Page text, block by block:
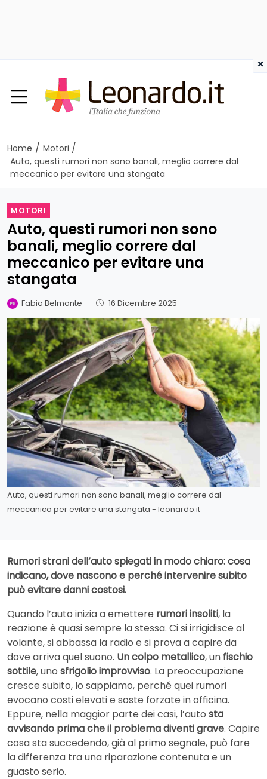
Home / Motori /
Auto, questi rumori non sono banali, meglio correre dal
meccanico per evitare una stangata
MOTORI
Auto, questi rumori non sono
banali, meglio correre dal
meccanico per evitare una
stangata
Fabio Belmonte - 16 Dicembre 2025
Auto, questi rumori non sono banali, meglio correre dal
meccanico per evitare una stangata - leonardo.it
Rumori strani dell’auto spiegati in modo chiaro: cosa
indicano, dove nascono e perché intervenire subito
può evitare danni costosi.
Quando l’auto inizia a emettere rumori insoliti, la
reazione è quasi sempre la stessa. Ci si irrigidisce al
volante, si abbassa la radio e si prova a capire da
dove arriva quel suono. Un colpo metallico, un fischio
sottile, uno sfrigolio improvviso. La preoccupazione
cresce subito, lo sappiamo, perché quei rumori
evocano costi elevati e soste forzate in officina.
Eppure, nella maggior parte dei casi, l’auto sta
avvisando prima che il problema diventi grave. Capire
cosa sta succedendo, già al primo segnale, può fare
la differenza tra una riparazione contenuta e un
guasto serio.
×